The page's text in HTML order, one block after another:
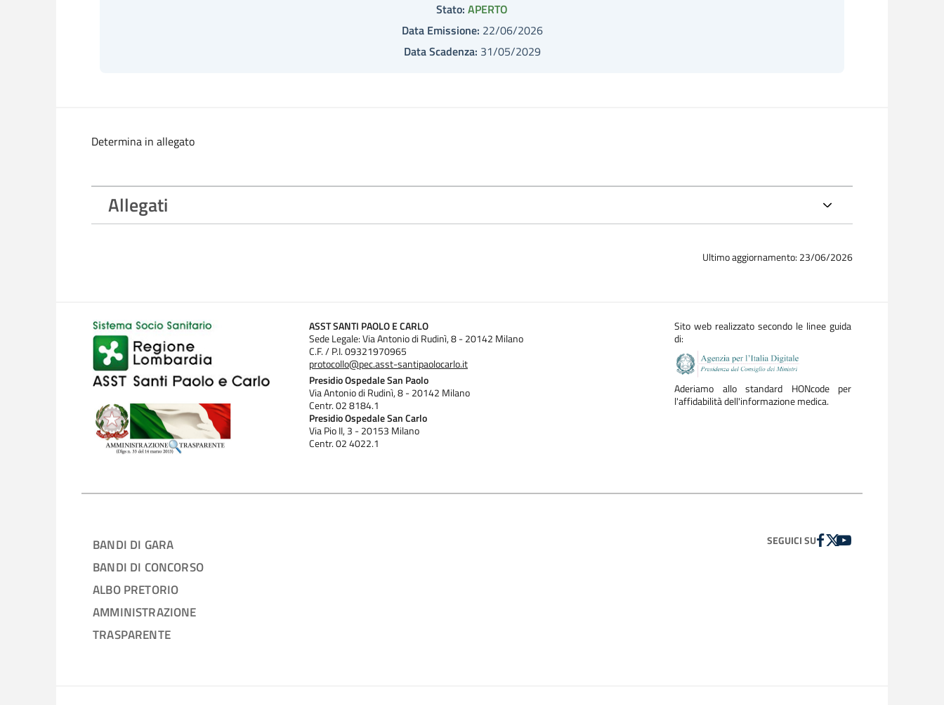
Stato: APERTO
Data Emissione: 22/06/2026
Data Scadenza: 31/05/2029
Determina in allegato
Allegati
Ultimo aggiornamento: 23/06/2026
ASST SANTI PAOLO E CARLO
Sede Legale: Via Antonio di Rudinì, 8 - 20142 Milano
C.F. / P.I. 09321970965
protocollo@pec.asst-santipaolocarlo.it
Presidio Ospedale San Paolo
Via Antonio di Rudinì, 8 - 20142 Milano
Centr. 02 8184.1
Presidio Ospedale San Carlo
Via Pio II, 3 - 20153 Milano
Centr. 02 4022.1
Sito web realizzato secondo le linee guida
di:
Aderiamo allo standard HONcode per
l'affidabilità dell'informazione medica.
BANDI DI GARA
BANDI DI CONCORSO
ALBO PRETORIO
AMMINISTRAZIONE
TRASPARENTE
SEGUICI SUFACEBOOK
TWITTER
YOUTUBE